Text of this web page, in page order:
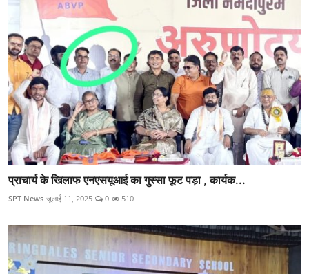
प्राचार्य के खिलाफ एनएसयूआई का गुस्सा फूट पड़ा , कार्यक...
SPT News जुलाई 11, 2025 0 510